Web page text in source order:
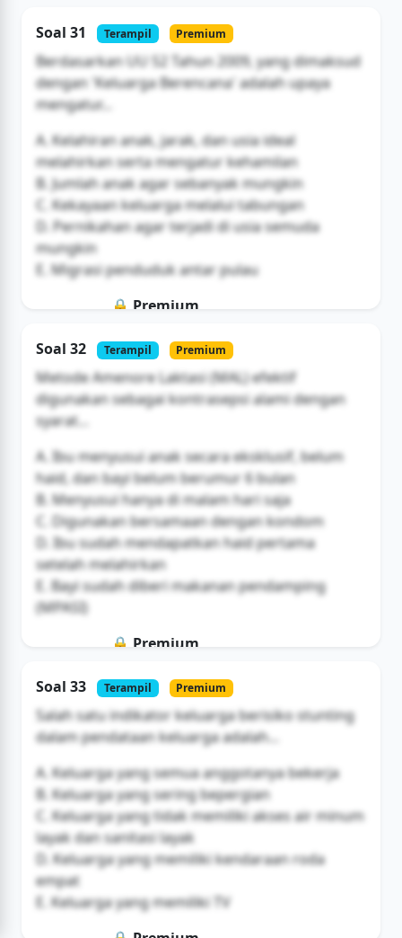
Buka Akses
Soal 31 Terampil Premium
Berdasarkan UU 52 Tahun 2009, yang dimaksud
dengan 'Keluarga Berencana' adalah upaya
mengatur...
A. Kelahiran anak, jarak, dan usia ideal
melahirkan serta mengatur kehamilan
B. Jumlah anak agar sebanyak mungkin
C. Kekayaan keluarga melalui tabungan
D. Pernikahan agar terjadi di usia semuda
mungkin
E. Migrasi penduduk antar pulau
🔒 Premium
Buka Akses
Soal 32 Terampil Premium
Metode Amenore Laktasi (MAL) efektif
digunakan sebagai kontrasepsi alami dengan
syarat...
A. Ibu menyusui anak secara eksklusif, belum
haid, dan bayi belum berumur 6 bulan
B. Menyusui hanya di malam hari saja
C. Digunakan bersamaan dengan kondom
D. Ibu sudah mendapatkan haid pertama
setelah melahirkan
E. Bayi sudah diberi makanan pendamping
(MPASI)
🔒 Premium
Buka Akses
Soal 33 Terampil Premium
Salah satu indikator keluarga berisiko stunting
dalam pendataan keluarga adalah...
A. Keluarga yang semua anggotanya bekerja
B. Keluarga yang sering bepergian
C. Keluarga yang tidak memiliki akses air minum
layak dan sanitasi layak
D. Keluarga yang memiliki kendaraan roda
empat
E. Keluarga yang memiliki TV